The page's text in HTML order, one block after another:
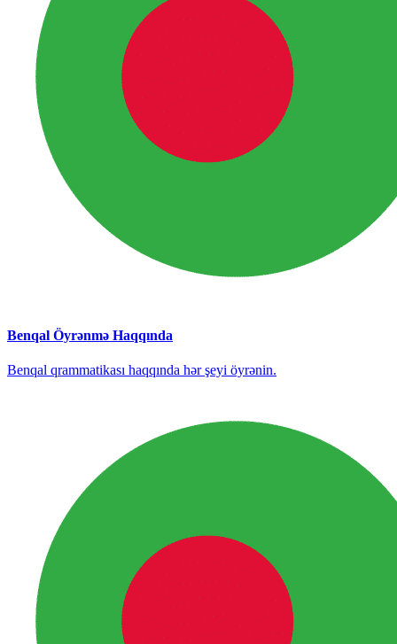
Benqal Öyrənmə Haqqında
Benqal qrammatikası haqqında hər şeyi öyrənin.